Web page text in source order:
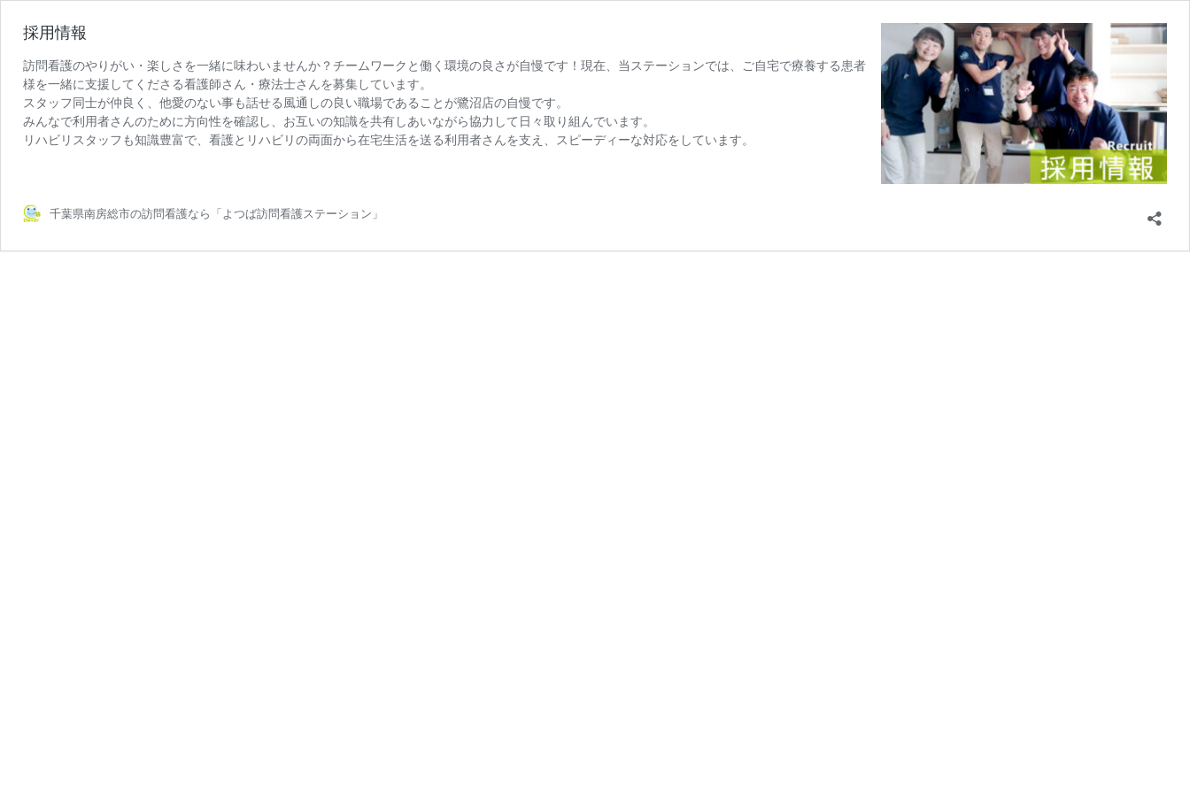
採用情報
訪問看護のやりがい・楽しさを一緒に味わいませんか？チームワークと働く環境の良さが自慢です！現在、当ステーションでは、ご自宅で療養する患者
様を一緒に支援してくださる看護師さん・療法士さんを募集しています。
スタッフ同士が仲良く、他愛のない事も話せる風通しの良い職場であることが鷺沼店の自慢です。
みんなで利用者さんのために方向性を確認し、お互いの知識を共有しあいながら協力して日々取り組んでいます。
リハビリスタッフも知識豊富で、看護とリハビリの両面から在宅生活を送る利用者さんを支え、スピーディーな対応をしています。
千葉県南房総市の訪問看護なら「よつば訪問看護ステーション」